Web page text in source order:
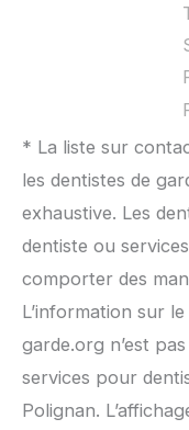
* La liste sur
les dentistes de
exhaustive. Les
dentiste ou
comporter des
L’information sur
garde.org n’est
services pour
Polignan.